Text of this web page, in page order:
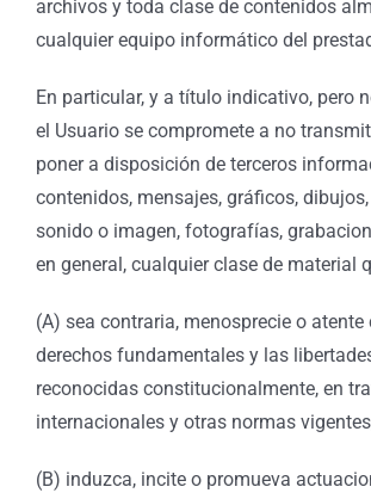
archivos y toda clase de contenidos
cualquier equipo informático del
En particular, y a título indicativo, pero
el Usuario se compromete a no
poner a disposición de terceros
contenidos, mensajes, gráficos,
sonido o imagen, fotografías,
en general, cualquier clase de material
(A) sea contraria, menosprecie o
derechos fundamentales y las
reconocidas constitucionalmente, en
internacionales y otras normas
(B) induzca, incite o promueva